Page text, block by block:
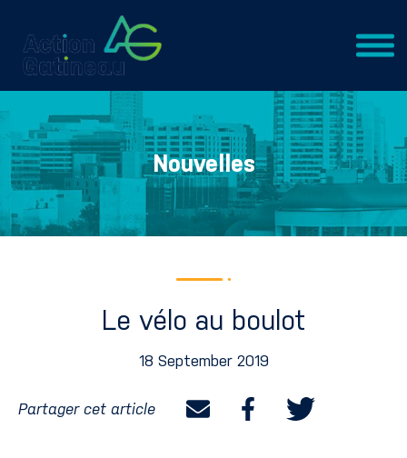
Nouvelles
Le vélo au boulot
18 September 2019
Partager cet article